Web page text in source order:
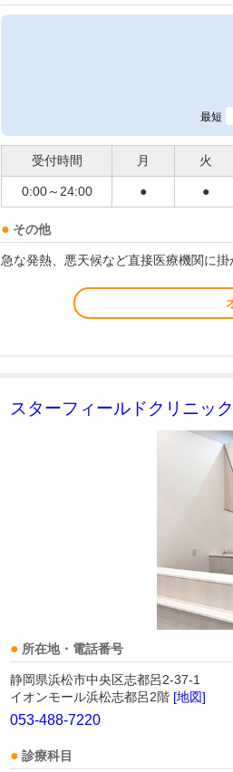
最短
受付時間 月 火
0:00～24:00 ● ●
その他
急な発熱、悪天候など直接医療機関に
スターフィールドクリニッ
所在地・電話番号
静岡県浜松市中央区志都呂2-37-1
イオンモール浜松志都呂2階 [地図]
053-488-7220
診療科目